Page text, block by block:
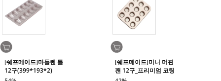
[쉐프메이드]마들렌 틀
12구(399*193*2)
[쉐프메이드]미니 머핀
팬 12구_프리미엄 코팅